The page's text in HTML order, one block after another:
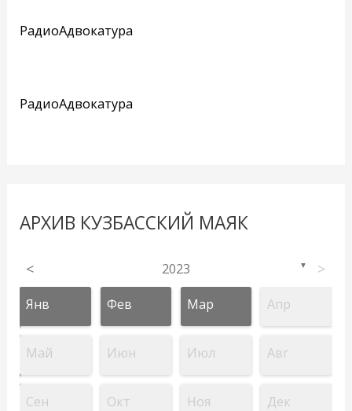
РадиоАдвокатура
РадиоАдвокатура
АРХИВ КУЗБАССКИЙ МАЯК
< 2023 ▼ >
Янв Фев Мар Апр
Май Июн Июл Авг
Сен Окт Ноя Дек